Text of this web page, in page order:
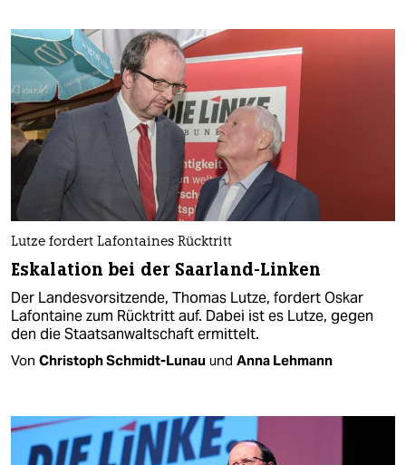
Lutze fordert Lafontaines Rücktritt
Eskalation bei der Saarland-Linken
Der Landesvorsitzende, Thomas Lutze, fordert Oskar
Lafontaine zum Rücktritt auf. Dabei ist es Lutze, gegen
den die Staatsanwaltschaft ermittelt.
Von Christoph Schmidt-Lunau und Anna Lehmann